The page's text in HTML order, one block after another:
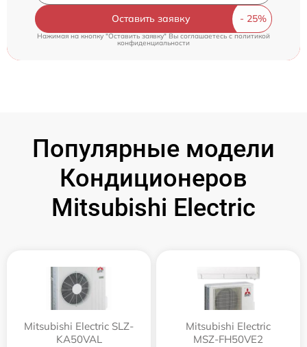
Оставить заявку
Нажимая на кнопку "Оставить заявку" Вы соглашаетесь c политикой
конфиденциальности
Популярные модели
Кондиционеров
Mitsubishi Electric
Mitsubishi Electric SLZ-
KA50VAL
Mitsubishi Electric
MSZ-FH50VE2